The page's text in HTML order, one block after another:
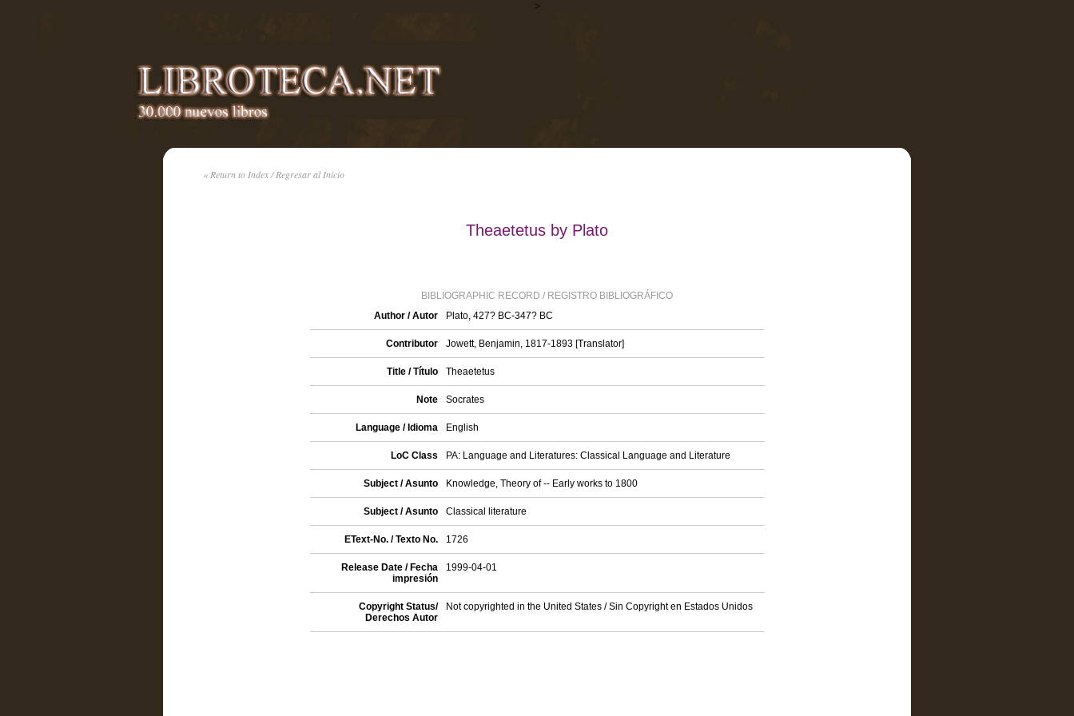
>
« Return to Index / Regresar al Inicio
Theaetetus by Plato
BIBLIOGRAPHIC RECORD / REGISTRO BIBLIOGRÁFICO
Author / Autor
Plato, 427? BC-347? BC
Contributor Jowett, Benjamin, 1817-1893 [Translator]
Title / Título Theaetetus
Note Socrates
Language / Idioma English
LoC Class PA: Language and Literatures: Classical Language and Literature
Subject / Asunto Knowledge, Theory of -- Early works to 1800
Subject / Asunto Classical literature
EText-No. / Texto No. 1726
Release Date / Fecha
impresión
1999-04-01
Copyright Status/
Derechos Autor
Not copyrighted in the United States / Sin Copyright en Estados Unidos